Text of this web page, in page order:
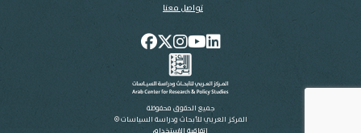
تواصل معنا
جميع الحقوق محفوظة
المركز العربي للأبحاث ودراسة السياسات ©